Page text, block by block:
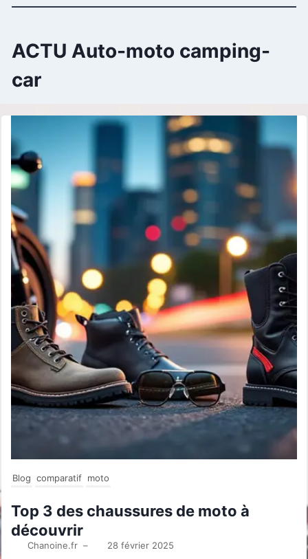
ACTU Auto-moto camping-
car
Blog comparatif moto
Top 3 des chaussures de moto à
découvrir
Chanoine.fr – 28 février 2025